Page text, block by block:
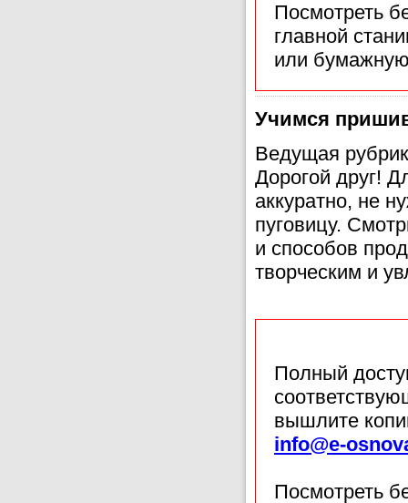
Посмотреть
главной
или
Учимся
Ведущая
Дорогой друг!
аккуратно, не
пуговицу.
и способов
творческим и
Полный
вышлите
info@e-
Посмотреть